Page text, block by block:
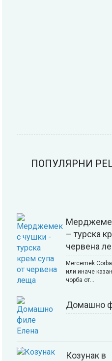
ПОПУЛЯРНИ
– турска
червена
Mercemek
или иначе
чорба от…
Домашно
Козунак в